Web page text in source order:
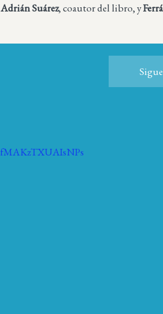
Adrián Suárez, coautor del libro, y